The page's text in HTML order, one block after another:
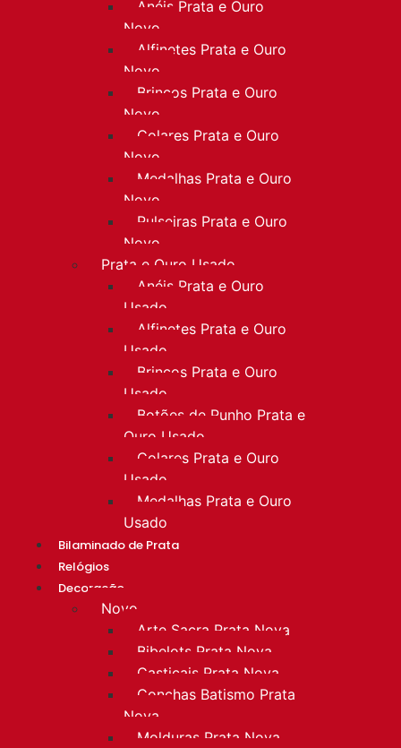
Anéis Prata e Ouro
Novo
Alfinetes Prata e Ouro
Novo
Brincos Prata e Ouro
Novo
Colares Prata e Ouro
Novo
Medalhas Prata e Ouro
Novo
Pulseiras Prata e Ouro
Novo
Prata e Ouro Usado
Anéis Prata e Ouro
Usado
Alfinetes Prata e Ouro
Usado
Brincos Prata e Ouro
Usado
Botões de Punho Prata e
Ouro Usado
Colares Prata e Ouro
Usado
Medalhas Prata e Ouro
Usado
Bilaminado de Prata
Relógios
Decoração
Novo
Arte Sacra Prata Nova
Bibelots Prata Nova
Castiçais Prata Nova
Conchas Batismo Prata
Nova
Molduras Prata Nova